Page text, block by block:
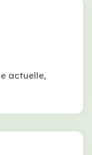
actuelle,